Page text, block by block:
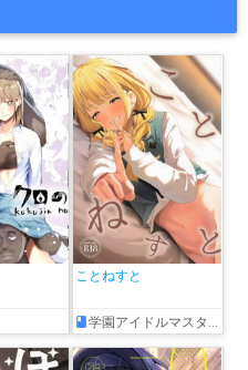
ことねすと
学園アイドルマスター